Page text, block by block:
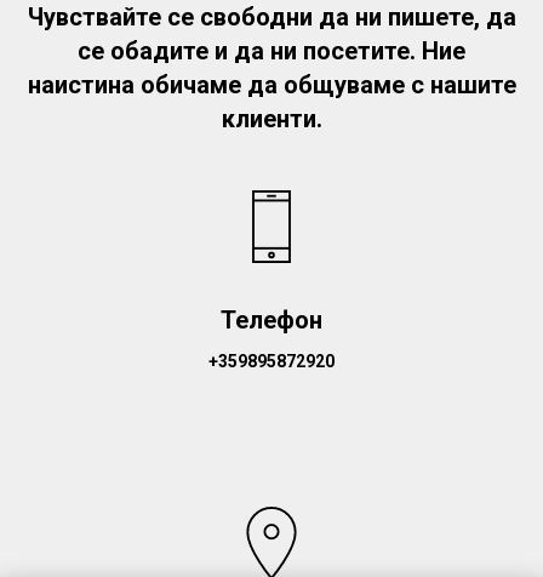
Чувствайте се свободни да ни пишете, да
се обадите и да ни посетите. Ние
наистина обичаме да общуваме с нашите
клиенти.
Телефон
+359895872920